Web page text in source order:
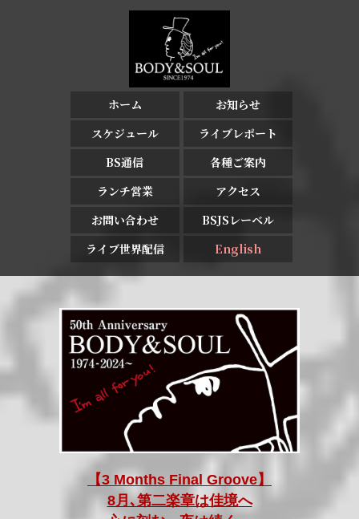
ホーム
お知らせ
スケジュール
ライブレポート
BS通信
各種ご案内
ランチ営業
アクセス
お問い合わせ
BSJSレーベル
ライブ世界配信
English
【3 Months Final Groove】
8月､第二楽章は佳境へ